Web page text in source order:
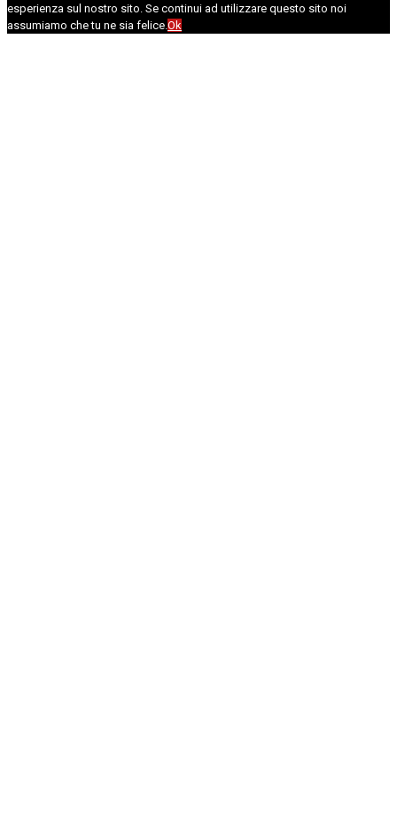
esperienza sul nostro sito. Se continui ad utilizzare questo sito noi
assumiamo che tu ne sia felice.Ok